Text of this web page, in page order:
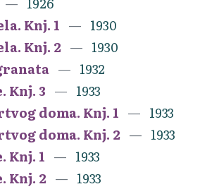
Knj. 1
1930
Knj. 2
1930
1932
Knj. 3
1933
doma. Knj. 1
1933
doma. Knj. 2
1933
Knj. 1
1933
Knj. 2
1933